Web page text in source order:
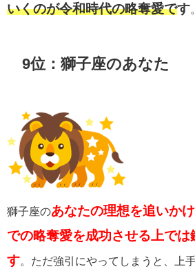
いくのが令和時代の略奪愛です
9位：獅子座のあなた
獅子座のあなたの理想を追いか
での略奪愛を成功させる上では
す 。ただ強引にやってしまうと、上